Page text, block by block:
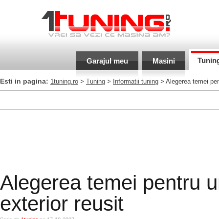
Garajul meu Masini
Esti in pagina: 1tuning.ro > Tuning > Informatii tuning > Alegerea temei
Alegerea temei pentru
exterior reusit